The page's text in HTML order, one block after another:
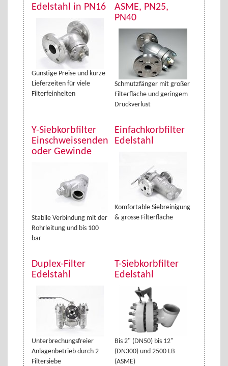
Edelstahl in PN16
Günstige Preise und kurze
Lieferzeiten für viele
Filterfeinheiten
ASME, PN25,
PN40
Schmutzfänger mit großer
Filterfläche und geringem
Druckverlust
Y-Siebkorbfilter
Einschweissenden
oder Gewinde
Stabile Verbindung mit der
Rohrleitung und bis 100
bar
Einfachkorbfilter
Edelstahl
Komfortable Siebreinigung
& grosse Filterfläche
Duplex-Filter
Edelstahl
Unterbrechungsfreier
Anlagenbetrieb durch 2
Filtersiebe
T-Siebkorbfilter
Edelstahl
Bis 2" (DN50) bis 12"
(DN300) und 2500 LB
(ASME)